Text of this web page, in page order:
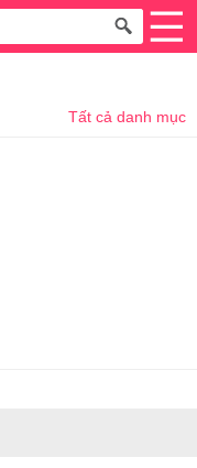
Tất cả danh mục